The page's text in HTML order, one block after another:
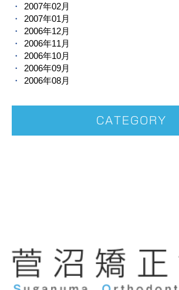
2007年02月
2007年01月
2006年12月
2006年11月
2006年10月
2006年09月
2006年08月
CATEGORY